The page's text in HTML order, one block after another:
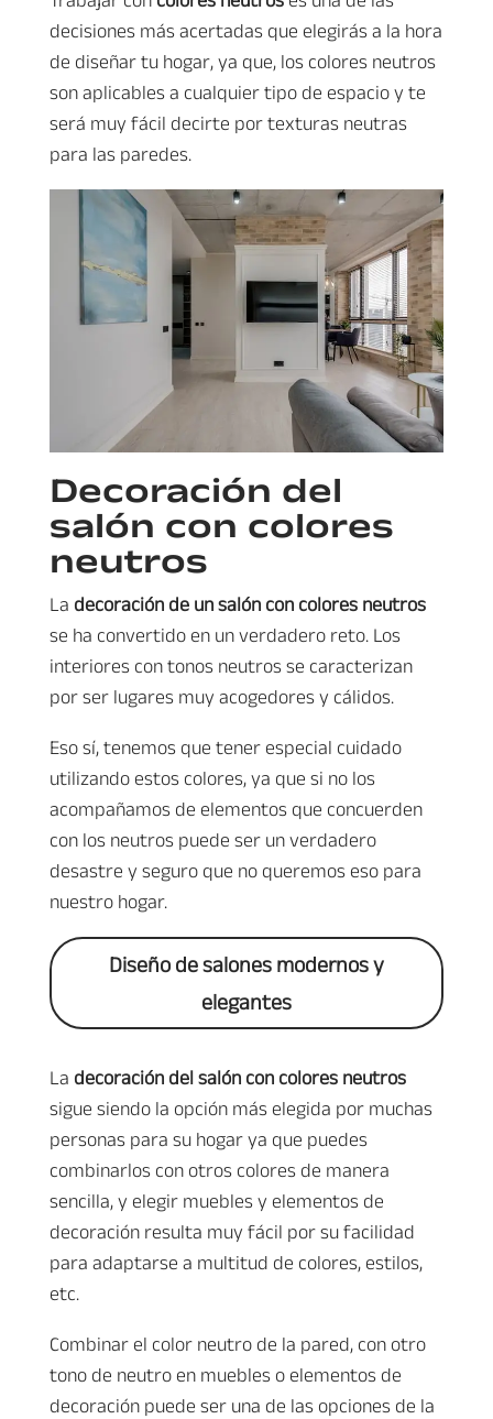
decisiones más acertadas que elegirás a la hora
de diseñar tu hogar, ya que, los colores neutros
son aplicables a cualquier tipo de espacio y te
será muy fácil decirte por texturas neutras
para las paredes.
Decoración del
salón con colores
neutros
La decoración de un salón con colores neutros
se ha convertido en un verdadero reto. Los
interiores con tonos neutros se caracterizan
por ser lugares muy acogedores y cálidos.
Eso sí, tenemos que tener especial cuidado
utilizando estos colores, ya que si no los
acompañamos de elementos que concuerden
con los neutros puede ser un verdadero
desastre y seguro que no queremos eso para
nuestro hogar.
Diseño de salones modernos y
elegantes
La decoración del salón con colores neutros
sigue siendo la opción más elegida por muchas
personas para su hogar ya que puedes
combinarlos con otros colores de manera
sencilla, y elegir muebles y elementos de
decoración resulta muy fácil por su facilidad
para adaptarse a multitud de colores, estilos,
etc.
Combinar el color neutro de la pared, con otro
tono de neutro en muebles o elementos de
decoración puede ser una de las opciones de la